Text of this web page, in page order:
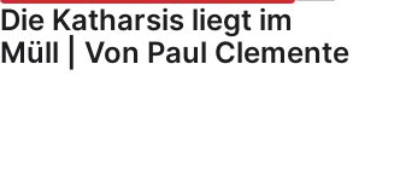
Die Katharsis liegt im
Müll | Von Paul Clemente